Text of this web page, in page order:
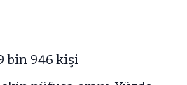
bin 946 kişi